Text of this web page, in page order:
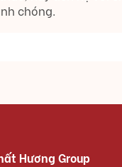
chóng.
Hương Group